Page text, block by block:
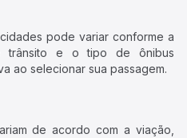
pode variar conforme a
trânsito e o tipo de ônibus
ao selecionar sua passagem.
de acordo com a viação,